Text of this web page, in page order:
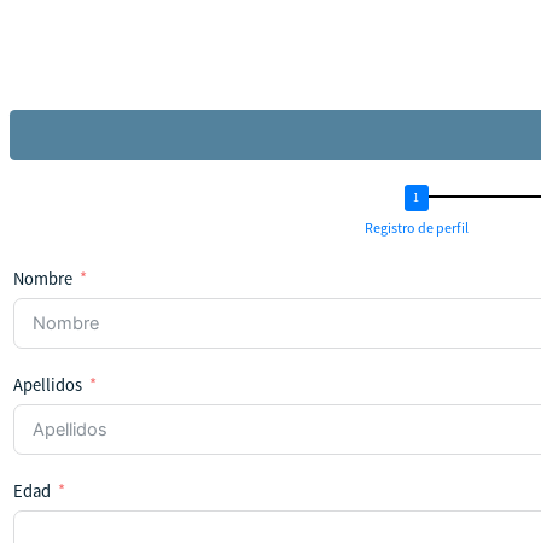
Registro de perfil
Nombre
Apellidos
Edad